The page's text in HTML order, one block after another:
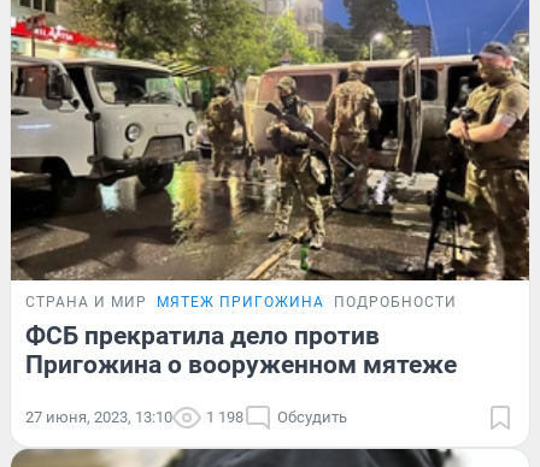
СТРАНА И МИР МЯТЕЖ ПРИГОЖИНА ПОДРОБНОСТИ
ФСБ прекратила дело против
Пригожина о вооруженном мятеже
27 июня, 2023, 13:10 1 198 Обсудить